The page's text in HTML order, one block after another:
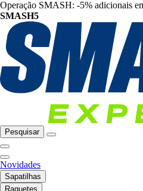
Operação SMASH: -5% adicionais
SMASH5
Pesquisar
Novidades
Sapatilhas
Raquetes